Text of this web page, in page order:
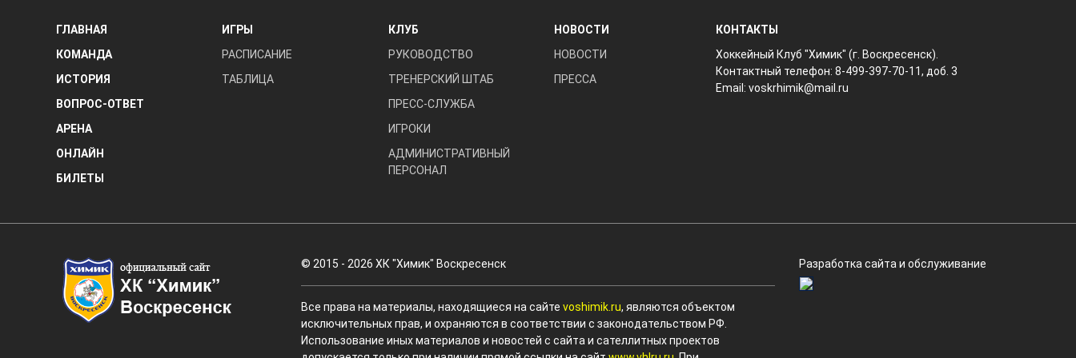
ГЛАВНАЯ
КОМАНДА
ИСТОРИЯ
ВОПРОС-ОТВЕТ
АРЕНА
ОНЛАЙН
БИЛЕТЫ
ИГРЫ
РАСПИСАНИЕ
ТАБЛИЦА
КЛУБ
РУКОВОДСТВО
ТРЕНЕРСКИЙ ШТАБ
ПРЕСС-СЛУЖБА
ИГРОКИ
АДМИНИСТРАТИВНЫЙ
ПЕРСОНАЛ
НОВОСТИ
НОВОСТИ
ПРЕССА
КОНТАКТЫ
Хоккейный Клуб "Химик" (г. Воскресенск).
Контактный телефон: 8-499-397-70-11, доб. 3
Email:voskrhimik@mail.ru
© 2015 - 2026 ХК "Химик" Воскресенск
Все права на материалы, находящиеся на сайте voshimik.ru, являются объектом
исключительных прав, и охраняются в соответствии с законодательством РФ.
Использование иных материалов и новостей с сайта и сателлитных проектов
Разработка сайта и обслуживание